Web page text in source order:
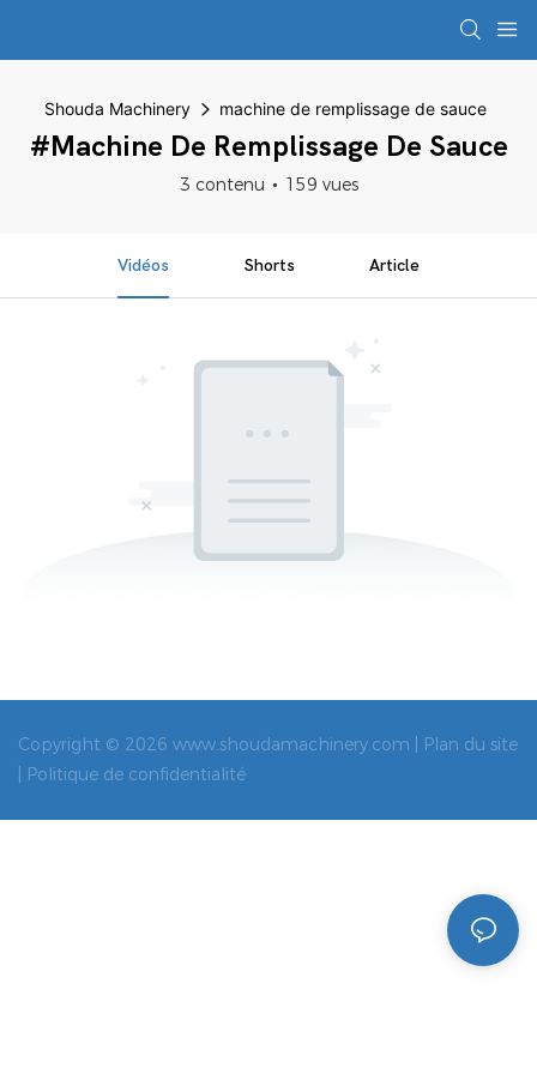
Shouda Machinery machine de remplissage de sauce
#machine De Remplissage De Sauce
3 contenu 159 vues
Vidéos Shorts Article
Copyright © 2026 www.shoudamachinery.com |
Plan du site
Politique de confidentialité